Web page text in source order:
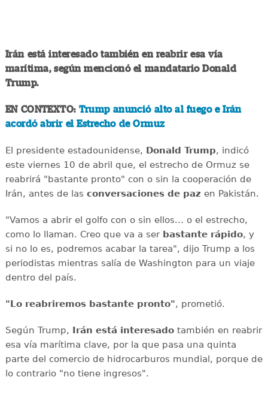
Irán está interesado también en reabrir esa vía
marítima, según mencionó el mandatario Donald
Trump.
EN CONTEXTO: Trump anunció alto al fuego e Irán
acordó abrir el Estrecho de Ormuz
El presidente estadounidense, Donald Trump, indicó
este viernes 10 de abril que, el estrecho de Ormuz se
reabrirá "bastante pronto" con o sin la cooperación de
Irán, antes de las conversaciones de paz en Pakistán.
"Vamos a abrir el golfo con o sin ellos... o el estrecho,
como lo llaman. Creo que va a ser bastante rápido, y
si no lo es, podremos acabar la tarea", dijo Trump a los
periodistas mientras salía de Washington para un viaje
dentro del país.
"Lo reabriremos bastante pronto", prometió.
Según Trump, Irán está interesadotambién en reabrir
esa vía marítima clave, por la que pasa una quinta
parte del comercio de hidrocarburos mundial, porque de
lo contrario "no tiene ingresos".